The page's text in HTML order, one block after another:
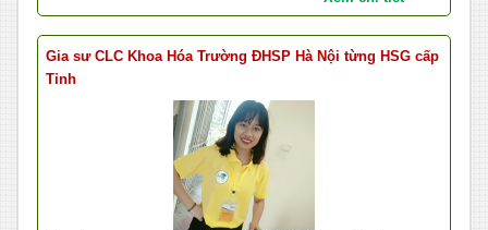
Gia sư CLC Khoa Hóa Trường ĐHSP Hà Nội từng HSG cấp
Tỉnh